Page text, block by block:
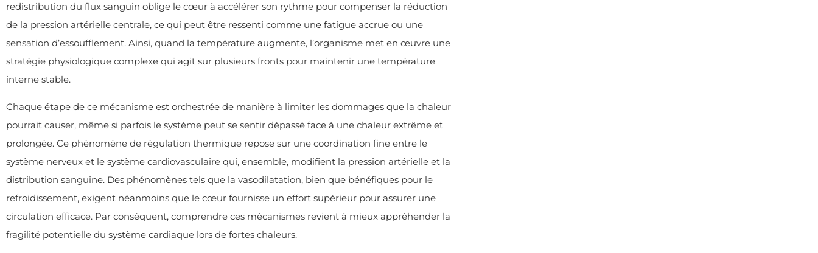
redistribution du flux sanguin oblige le cœur à accélérer son rythme pour compenser la réduction
de la pression artérielle centrale, ce qui peut être ressenti comme une fatigue accrue ou une
sensation d’essoufflement. Ainsi, quand la température augmente, l’organisme met en œuvre une
stratégie physiologique complexe qui agit sur plusieurs fronts pour maintenir une température
interne stable.
Chaque étape de ce mécanisme est orchestrée de manière à limiter les dommages que la chaleur
pourrait causer, même si parfois le système peut se sentir dépassé face à une chaleur extrême et
prolongée. Ce phénomène de régulation thermique repose sur une coordination fine entre le
système nerveux et le système cardiovasculaire qui, ensemble, modifient la pression artérielle et la
distribution sanguine. Des phénomènes tels que la vasodilatation, bien que bénéfiques pour le
refroidissement, exigent néanmoins que le cœur fournisse un effort supérieur pour assurer une
circulation efficace. Par conséquent, comprendre ces mécanismes revient à mieux appréhender la
fragilité potentielle du système cardiaque lors de fortes chaleurs.